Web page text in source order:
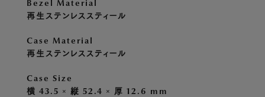
Bezel Material
再生ステンレススティール
Case Material
再生ステンレススティール
Case Size
横 43.5 × 縦 52.4 × 厚 12.6 mm